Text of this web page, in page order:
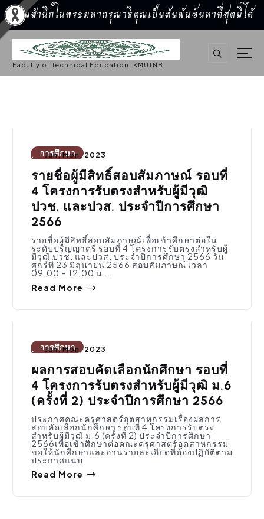
น้อมสำนึกในพระมหากรุณาธิคุณเป็นล้นพ้นอันหาที่สุดมิได้
S
k
o
Faculty of Technical Education, KMUTNB
การศึกษา
Jun, Mon, 2023
รายชื่อผู้มีสิทธิ์สอบสัมภาษณ์ รอบที่
4 โครงการรับตรงสำหรับผู้มีวุฒิ
ปวช. และปวส. ประจำปีการศึกษา
2566
รายชื่อผู้มีสิทธิ์สอบสัมภาษณ์เพื่อเข้าศึกษาต่อใน
ระดับปริญญาตรี รอบที่ 4 โครงการรับตรงสำหรับผู้
มีวุฒิ ปวช. และปวส. ประจำปีการศึกษา 2566 วัน
ศุกร์ที่ 23 มิถุนายน 2566 สอบสัมภาษณ์ เวลา
09.00 – 12.00 น.…
Read More
การศึกษา
Jun, Mon, 2023
ผลการสอบคัดเลือกนักศึกษา รอบที่
4 โครงการรับตรงสำหรับผู้มีวุฒิ ม.6
(ครั้งที่ 2) ประจำปีการศึกษา 2566
ประกาศคณะครุศาสตร์อุตสาหกรรมเรื่องผลการ
สอบคัดเลือกนักศึกษา รอบที่ 4 โครงการรับตรง
สำหรับผู้มีวุฒิ ม.6 (ครั้งที่ 2) ประจำปีการศึกษา
2566เพื่อเข้าศึกษาต่อคณะครุศาสตร์อุตสาหกรรม
ขอให้นักศึกษาและอ่านรายละเอียดที่ต้องปฏิบัติตาม
ประกาศแนบ
Read More